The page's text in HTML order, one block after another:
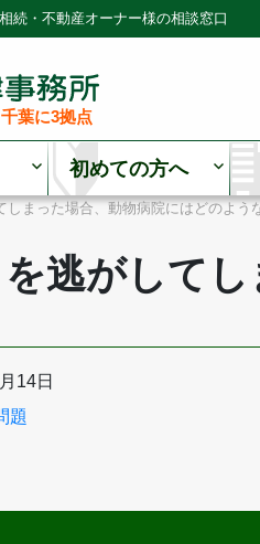
続・不動産オーナー様の相談窓口
葉に3拠点
初めての方へ
まった場合、動物病院にはどのよう
逃がして
14日
題